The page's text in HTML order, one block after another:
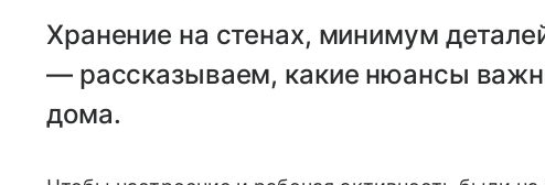
Хранение на стенах, минимум
— рассказываем, какие нюансы
дома.